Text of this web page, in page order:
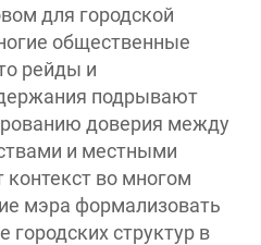
для городской
общественные
рейды и
подрывают
доверия между
и местными
во многом
мэра формализовать
городских структур в